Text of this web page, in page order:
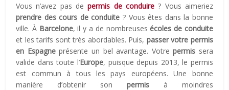
Vous n’avez pas depermis de conduire? Vous aimeriez
prendre des cours de conduite ? Vous êtes dans la bonne
ville. À Barcelone, il y a de nombreuses écoles de conduite
et les tarifs sont très abordables. Puis, passer votre permis
en Espagneprésente un bel avantage. Votrepermis sera
valide dans toute l’Europe, puisque depuis 2013, le permis
est commun à tous les pays européens. Une bonne
manière d’obtenir son permisà moindres